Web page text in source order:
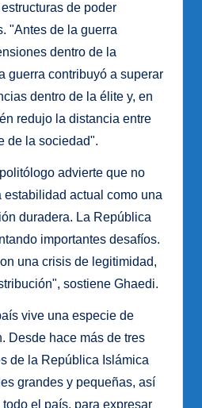
de poder
"Antes de la guerra
dentro de la
guerra contribuyó a superar
dentro de la élite y, en
redujo la distancia entre
de la sociedad".
advierte que no
estabilidad actual como una
duradera. La República
importantes desafíos.
una crisis de legitimidad,
sostiene Ghaedi.
vive una especie de
Desde hace más de tres
de la República Islámica
grandes y pequeñas, así
el país, para expresar